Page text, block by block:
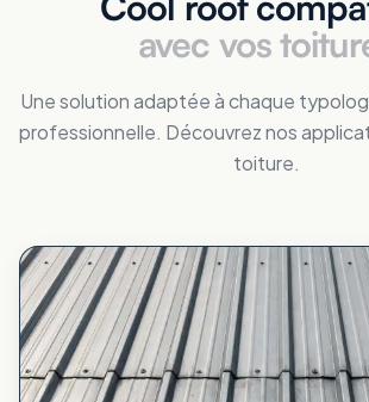
avec vos
Une solution adaptée à chaque
professionnelle. Découvrez nos
toiture.